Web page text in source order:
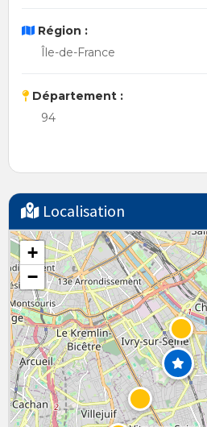
Région :
Île-de-France
Département :
94
Localisation
+
−